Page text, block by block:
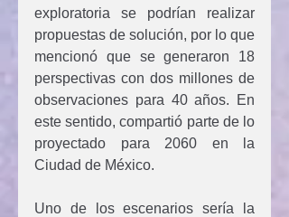
exploratoria se podrían realizar
propuestas de solución, por lo que
mencionó que se generaron 18
perspectivas con dos millones de
observaciones para 40 años. En
este sentido, compartió parte de lo
proyectado para 2060 en la
Ciudad de México.
Uno de los escenarios sería la